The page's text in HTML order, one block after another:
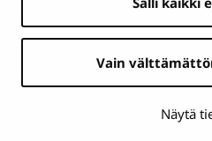
Vain
Näytä
YHTEISTYÖ